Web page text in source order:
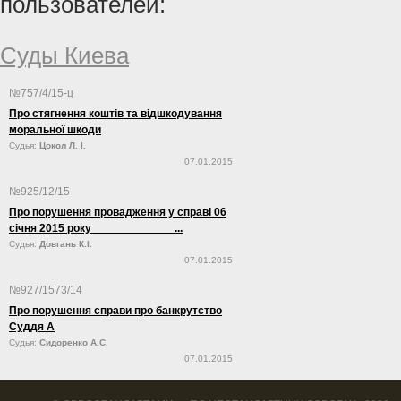
Суды Киева
№757/4/15-ц
Про стягнення коштів та відшкодування
моральної шкоди
Судья: Цокол Л. І.
07.01.2015
№925/12/15
Про порушення провадження у справі 06
січня 2015 року ...
Судья: Довгань К.І.
07.01.2015
№927/1573/14
Про порушення справи про банкрутство
Суддя А
Судья: Сидоренко А.С.
07.01.2015